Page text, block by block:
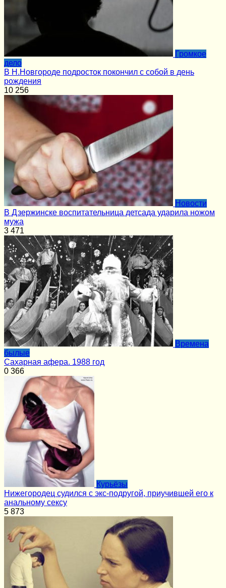
Громкое
дело
В Н.Новгороде подросток покончил с собой в день
рождения
10 256
Новости
В Дзержинске воспитательница детсада ударила ножом
мужа
3 471
Времена
былые
Сахарная афера. 1988 год
0 366
Курьёзы
Нижегородец судился с экс-подругой, приучившей его к
анальному сексу
5 873